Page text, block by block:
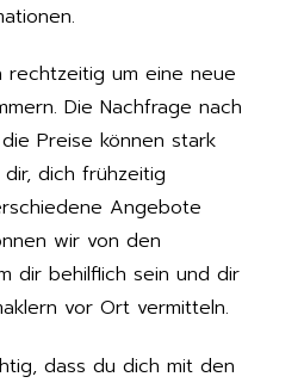
um eine neue
Die Nachfrage nach
Preise können stark
dich frühzeitig
Angebote
wir von den
dir behilflich sein und dir
vor Ort vermitteln.
dass du dich mit den